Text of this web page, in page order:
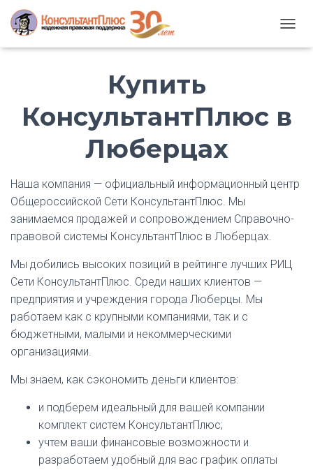
O
N
A
A
O
Купить
КонсультантПлюс в
Люберцах
Наша компания — официальный информационный центр
Общероссийской Сети КонсультантПлюс. Мы
занимаемся продажей и сопровождением Справочно-
правовой системы КонсультантПлюс в Люберцах.
Мы добились высоких позиций в рейтинге лучших РИЦ
Сети КонсультантПлюс. Среди наших клиентов —
предприятия и учреждения города Люберцы. Мы
работаем как с крупными компаниями, так и с
бюджетными, малыми и некоммерческими
организациями.
Мы знаем, как сэкономить деньги клиентов:
и подберем идеальный для вашей компании
комплект систем КонсультантПлюс;
учтем ваши финансовые возможности и
разработаем удобный для вас график оплаты